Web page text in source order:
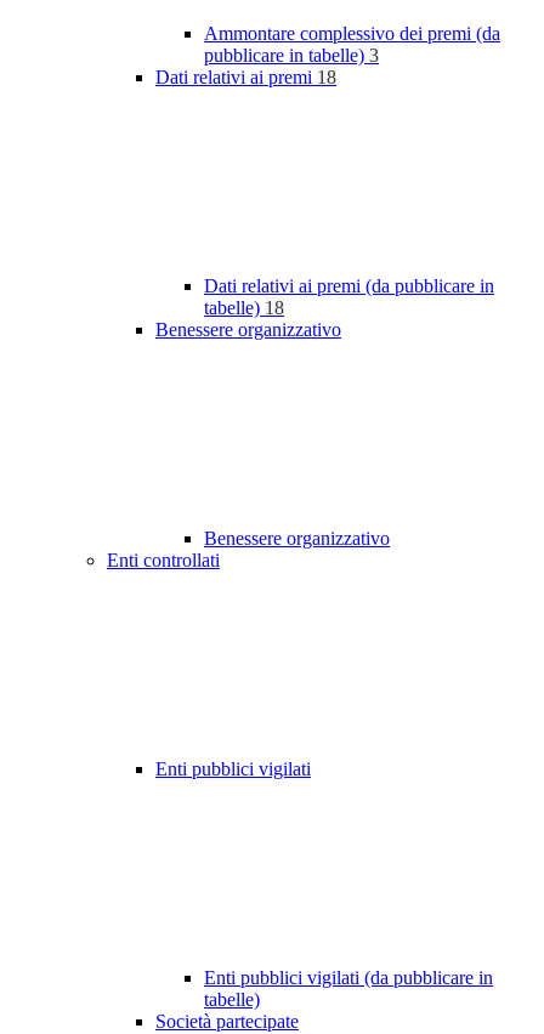
Ammontare complessivo dei premi (da
pubblicare in tabelle) 3
Dati relativi ai premi 18
Dati relativi ai premi (da pubblicare in
tabelle) 18
Benessere organizzativo
Benessere organizzativo
Enti controllati
Enti pubblici vigilati
Enti pubblici vigilati (da pubblicare in
tabelle)
Società partecipate